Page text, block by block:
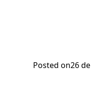
Posted on26 de